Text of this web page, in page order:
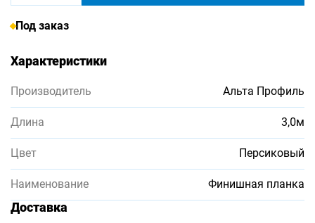
Под заказ
Характеристики
Производитель Альта Профиль
Длина 3,0м
Цвет Персиковый
Наименование Финишная планка
Доставка